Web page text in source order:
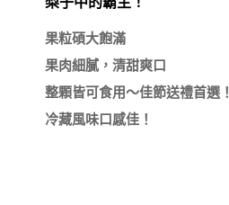
果粒碩大飽滿
果肉細膩，清甜爽口
整顆皆可食用～佳節送禮首選！